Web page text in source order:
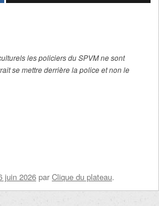
les policiers du SPVM ne sont
se mettre derrière la police et non le
juin 2026 par Clique du plateau.